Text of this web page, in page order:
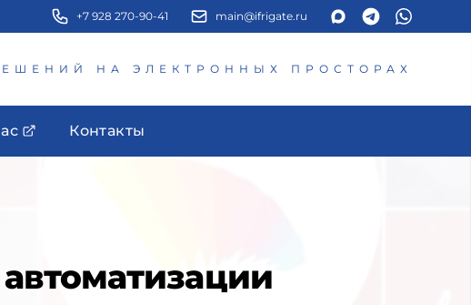
+7 928 270-90-41 main@ifrigate.ru
НА ЭЛЕКТРОННЫХ ПРОСТОРАХ
Контакты